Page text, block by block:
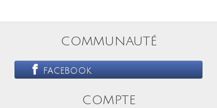
COMMUNAUTÉ
FACEBOOK
COMPTE